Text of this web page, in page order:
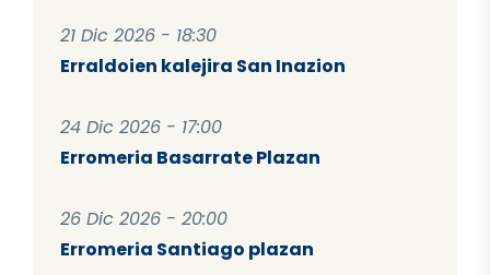
21 Dic 2026 - 18:30
Erraldoien kalejira San Inazion
24 Dic 2026 - 17:00
Erromeria Basarrate Plazan
26 Dic 2026 - 20:00
Erromeria Santiago plazan